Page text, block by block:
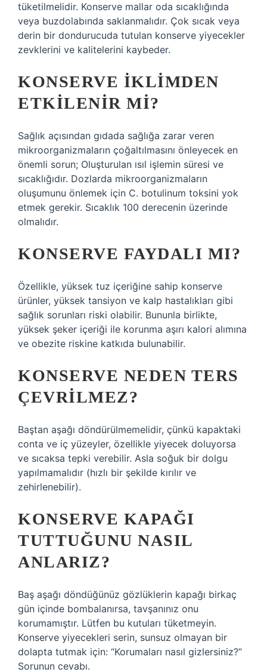
tüketilmelidir. Konserve mallar oda sıcaklığında
veya buzdolabında saklanmalıdır. Çok sıcak veya
derin bir dondurucuda tutulan konserve yiyecekler
zevklerini ve kalitelerini kaybeder.
KONSERVE IKLIMDEN
ETKILENIR MI?
Sağlık açısından gıdada sağlığa zarar veren
mikroorganizmaların çoğaltılmasını önleyecek en
önemli sorun; Oluşturulan ısıl işlemin süresi ve
sıcaklığıdır. Dozlarda mikroorganizmaların
oluşumunu önlemek için C. botulinum toksini yok
etmek gerekir. Sıcaklık 100 derecenin üzerinde
olmalıdır.
KONSERVE FAYDALI MI?
Özellikle, yüksek tuz içeriğine sahip konserve
ürünler, yüksek tansiyon ve kalp hastalıkları gibi
sağlık sorunları riski olabilir. Bununla birlikte,
yüksek şeker içeriği ile korunma aşırı kalori alımına
ve obezite riskine katkıda bulunabilir.
KONSERVE NEDEN TERS
ÇEVRILMEZ?
Baştan aşağı döndürülmemelidir, çünkü kapaktaki
conta ve iç yüzeyler, özellikle yiyecek doluyorsa
ve sıcaksa tepki verebilir. Asla soğuk bir dolgu
yapılmamalıdır (hızlı bir şekilde kırılır ve
zehirlenebilir).
KONSERVE KAPAĞI
TUTTUĞUNU NASIL
ANLARIZ?
Baş aşağı döndüğünüz gözlüklerin kapağı birkaç
gün içinde bombalanırsa, tavşanınız onu
korumamıştır. Lütfen bu kutuları tüketmeyin.
Konserve yiyecekleri serin, sunsuz olmayan bir
dolapta tutmak için: “Korumaları nasıl gizlersiniz?”
Sorunun cevabı.